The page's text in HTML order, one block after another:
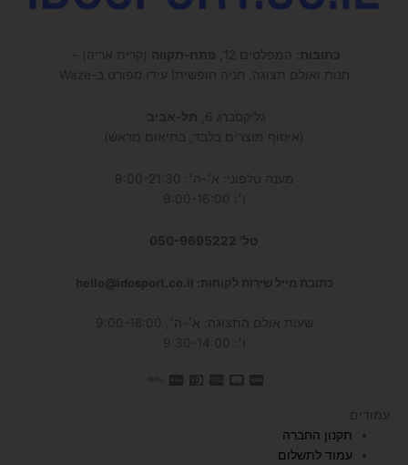
כתובות : המפלסים 12, פתח-תקווה (קרית אריה) –
חנות ואולם תצוגה, חניה חופשית! עידו ספורט ב-Waze
גליקסברג 6,
תל-אביב
(איסוף מוצרים בלבד, בתיאום מראש)
מענה טלפוני: א׳-ה׳: 9:00-21:30
טל' 050-9695222
כתובת מייל שירות לקוחות: hello@idosport.co.il
שעות אולם התצוגה: א׳-ה׳, 9:00-18:00
עמודים
תקנון החברה
עמוד לתשלום